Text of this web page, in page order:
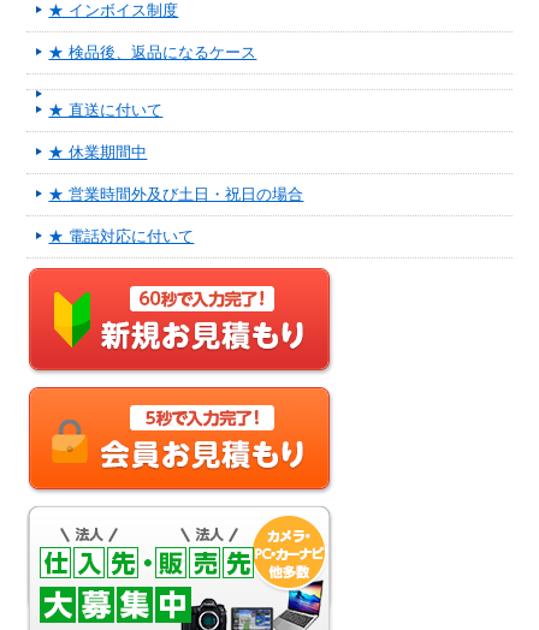
★ インボイス制度
★ 検品後、返品になるケース
★ 直送に付いて
★ 休業期間中
★ 営業時間外及び土日・祝日の場合
★ 電話対応に付いて